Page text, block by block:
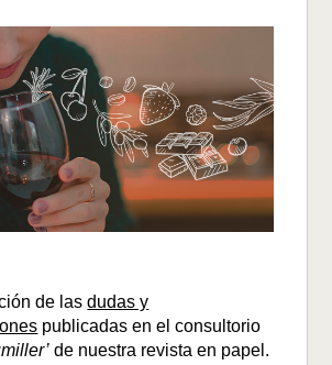
de lasdudas y
publicadas en el consultorio
de nuestra revista en papel.